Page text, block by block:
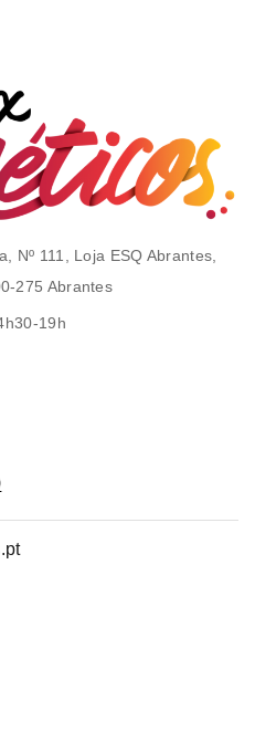
Nº 111, Loja ESQ Abrantes,
275 Abrantes
19h